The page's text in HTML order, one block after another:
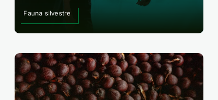
Fauna silvestre